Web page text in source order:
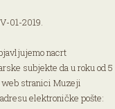
01-2019.
nacrt
subjekte da u roku od 5
web stranici Muzeji
elektroničke pošte: